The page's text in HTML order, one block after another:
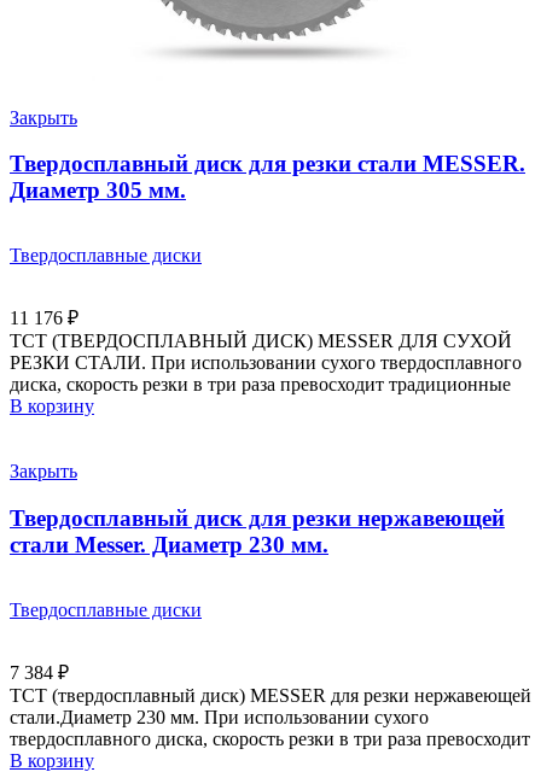
Закрыть
Твердосплавный диск для резки стали MESSER.
Диаметр 305 мм.
Твердосплавные диски
11 176 ₽
ТСТ (ТВЕРДОСПЛАВНЫЙ ДИСК) MESSER ДЛЯ СУХОЙ
РЕЗКИ СТАЛИ. При использовании сухого твердосплавного
диска, скорость резки в три раза превосходит традиционные
В корзину
Закрыть
Твердосплавный диск для резки нержавеющей
стали Messer. Диаметр 230 мм.
Твердосплавные диски
7 384 ₽
ТСТ (твердосплавный диск) MESSER для резки нержавеющей
стали.Диаметр 230 мм. При использовании сухого
твердосплавного диска, скорость резки в три раза превосходит
В корзину